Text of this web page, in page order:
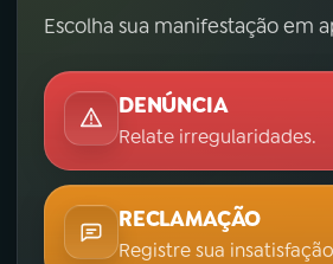
Escolha sua manifestação em
DENÚNCIA
Relate irregularidades.
RECLAMAÇÃO
Registre sua